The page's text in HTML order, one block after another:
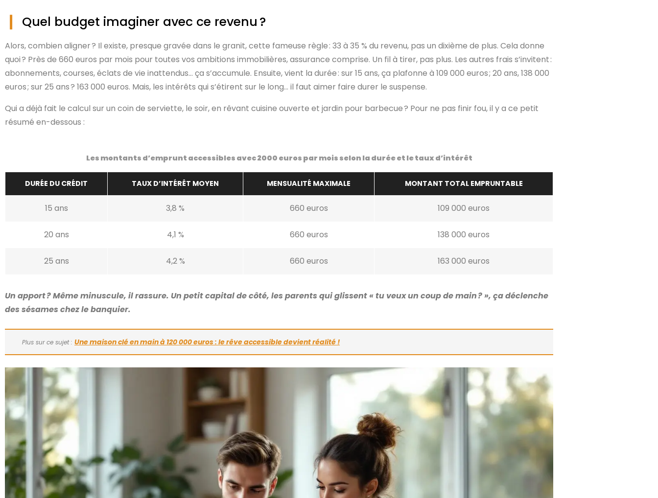
Quel budget imaginer avec ce revenu ?
Alors, combien aligner ? Il existe, presque gravée dans le granit, cette fameuse règle : 33 à 35 % du revenu, pas un dixième de plus. Cela donne
quoi ? Près de 660 euros par mois pour toutes vos ambitions immobilières, assurance comprise. Un fil à tirer, pas plus. Les autres frais s’invitent :
abonnements, courses, éclats de vie inattendus… ça s’accumule. Ensuite, vient la durée : sur 15 ans, ça plafonne à 109 000 euros ; 20 ans, 138 000
euros ; sur 25 ans ? 163 000 euros. Mais, les intérêts qui s’étirent sur le long… il faut aimer faire durer le suspense.
Qui a déjà fait le calcul sur un coin de serviette, le soir, en rêvant cuisine ouverte et jardin pour barbecue ? Pour ne pas finir fou, il y a ce petit
résumé en-dessous :
Les montants d’emprunt accessibles avec 2000 euros par mois selon la durée et le taux d’intérêt
DURÉE DU CRÉDIT TAUX D’INTÉRÊT MOYEN MENSUALITÉ MAXIMALE MONTANT TOTAL EMPRUNTABLE
15 ans 3,8 % 660 euros 109 000 euros
20 ans 4,1 % 660 euros 138 000 euros
25 ans 4,2 % 660 euros 163 000 euros
Un apport ? Même minuscule, il rassure. Un petit capital de côté, les parents qui glissent « tu veux un coup de main ? », ça déclenche
des sésames chez le banquier.
Plus sur ce sujet : Une maison clé en main à 120 000 euros : le rêve accessible devient réalité !